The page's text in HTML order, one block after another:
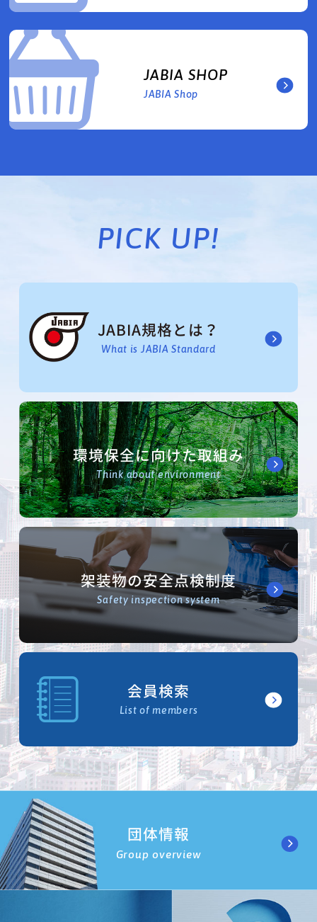
JABIA SHOP
JABIA Shop
PICK UP!
JABIA規格とは？
What is JABIA Standard
環境保全に向けた取組み
Think about environment
架装物の安全点検制度
Safety inspection system
会員検索
List of members
団体情報
Group overview